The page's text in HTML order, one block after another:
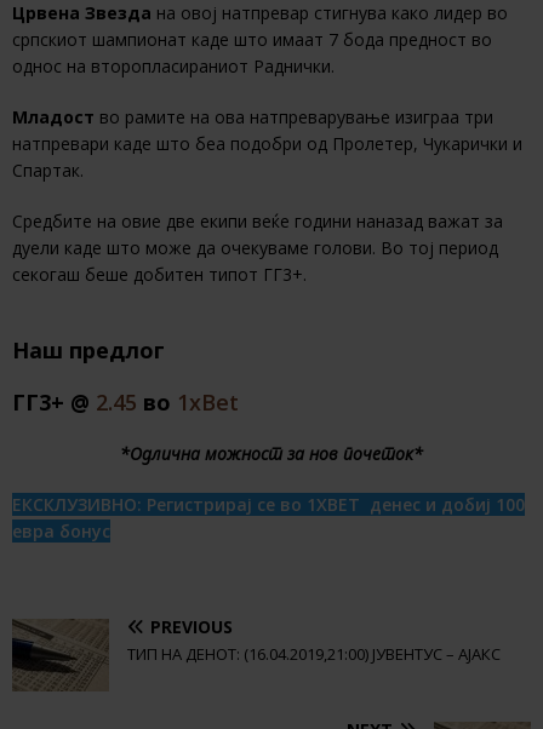
Црвена Звезда на овој натпревар стигнува како лидер во
српскиот шампионат каде што имаат 7 бода предност во
однос на второпласираниот Раднички.
Младост во рамите на ова натпреварување изиграа три
натпревари каде што беа подобри од Пролетер, Чукарички и
Спартак.
Средбите на овие две екипи веќе години наназад важат за
дуели каде што може да очекуваме голови. Во тој период
секогаш беше добитен типот ГГ3+.
Наш предлог
ГГ3+ @ 2.45 во 1xBet
*Одлична можност за нов почеток*
ЕКСКЛУЗИВНО: Регистрирај се во 1XBET денес и добиј 100
евра бонус
PREVIOUS
ТИП НА ДЕНОТ: (16.04.2019,21:00) ЈУВЕНТУС – АЈАКС